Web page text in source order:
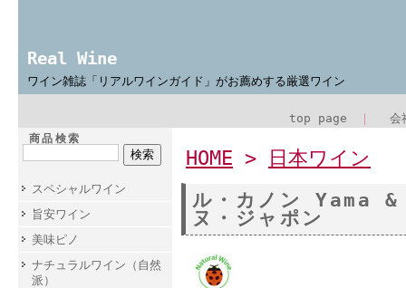
Real Wine
ワイン雑誌「リアルワインガイド」がお薦めする厳選ワイン
top page 会
商品検索
スペシャルワイン
旨安ワイン
美味ピノ
ナチュラルワイン（自然
派）
HOME > 日本ワイン
ル・カノン Yama &
ヌ・ジャポン